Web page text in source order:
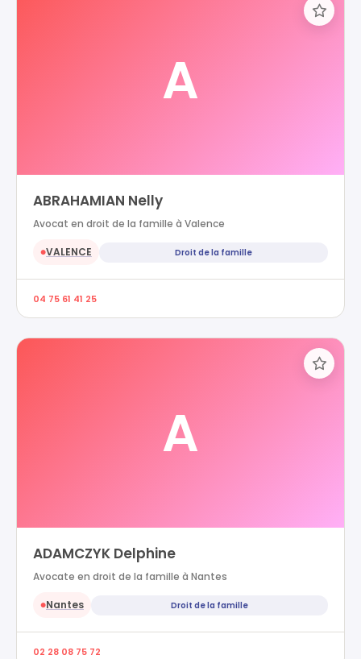
A
ABRAHAMIAN Nelly
Avocat en droit de la famille à Valence
●VALENCE Droit de la famille
04 75 61 41 25
A
ADAMCZYK Delphine
Avocate en droit de la famille à Nantes
●Nantes Droit de la famille
02 28 08 75 72